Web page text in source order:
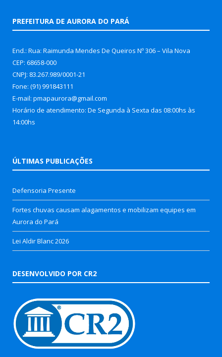
PREFEITURA DE AURORA DO PARÁ
End.: Rua: Raimunda Mendes De Queiros Nº 306 – Vila Nova
CEP: 68658-000
CNPJ: 83.267.989/0001-21
Fone: (91) 991843111
E-mail: pmapaurora@gmail.com
Horário de atendimento: De Segunda à Sexta das 08:00hs às
14:00hs
ÚLTIMAS PUBLICAÇÕES
Defensoria Presente
Fortes chuvas causam alagamentos e mobilizam equipes em
Aurora do Pará
Lei Aldir Blanc 2026
DESENVOLVIDO POR CR2